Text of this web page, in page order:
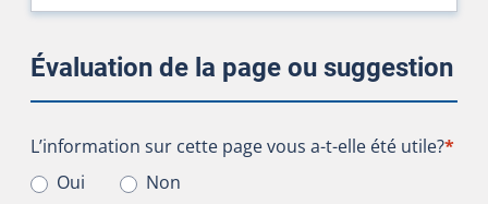
Évaluation de la page ou suggestion
L’information sur cette page vous a-t-elle été utile?
L’information sur cette page vous a-t-elle été utile?*
Oui
Non